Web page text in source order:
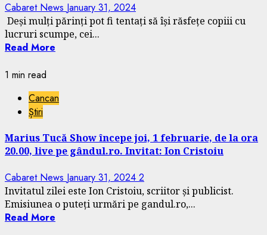
Cabaret News January 31, 2024
Deși mulți părinți pot fi tentați să își răsfețe copiii cu
lucruri scumpe, cei...
Read More
1 min read
Cancan
Știri
Marius Tucă Show începe joi, 1 februarie, de la ora
20.00, live pe gândul.ro. Invitat: Ion Cristoiu
Cabaret News January 31, 2024 2
Invitatul zilei este Ion Cristoiu, scriitor și publicist.
Emisiunea o puteți urmări pe gandul.ro,...
Read More